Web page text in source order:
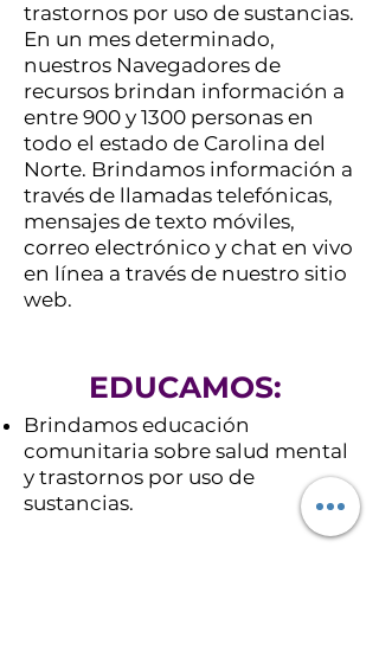
trastornos por uso de sustancias.
En un mes determinado,
nuestros Navegadores de
recursos brindan información a
entre 900 y 1300 personas en
todo el estado de Carolina del
Norte. Brindamos información a
través de llamadas telefónicas,
mensajes de texto móviles,
correo electrónico y chat en vivo
en línea a través de nuestro sitio
web.
EDUCAMOS:
Brindamos educación
comunitaria sobre salud mental
y trastornos por uso de
sustancias.